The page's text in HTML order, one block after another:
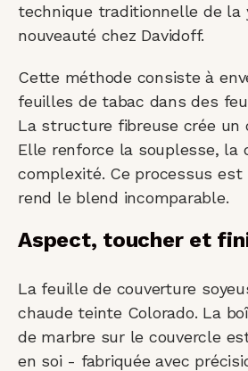
technique traditionnelle de la
nouveauté chez Davidoff.
Cette méthode consiste à
feuilles de tabac dans des
La structure fibreuse crée un
Elle renforce la souplesse, la
complexité. Ce processus est
rend le blend incomparable.
Aspect, toucher et
La feuille de couverture
chaude teinte Colorado. La
de marbre sur le couvercle
en soi - fabriquée avec